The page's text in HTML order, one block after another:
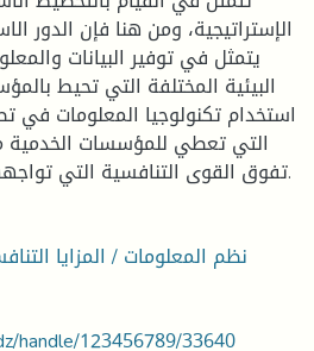
الإستراتيجية، ومن هنا فإن الدور
يتمثل في توفير البيانات
البيئية المختلفة التي تحيط
استخدام تكنولوجيا المعلومات في
التي تعطي للمؤسسات الخدمية
تفوق القوى التنافسية التي تواجهها في الأسواق المختلفة.
نظم المعلومات / المزايا
handle/123456789/33640